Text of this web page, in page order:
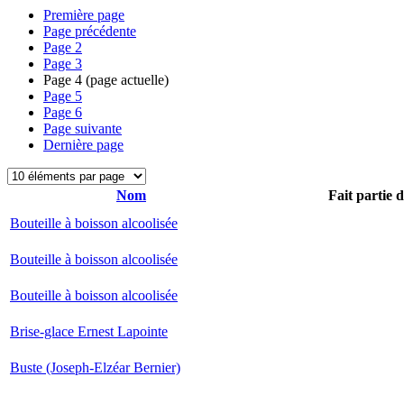
Première page
Page précédente
Page 2
Page 3
Page 4 (page actuelle)
Page 5
Page 6
Page suivante
Dernière page
Nom
Fait partie
Bouteille à boisson alcoolisée
Bouteille à boisson alcoolisée
Bouteille à boisson alcoolisée
Brise-glace Ernest Lapointe
Buste (Joseph-Elzéar Bernier)